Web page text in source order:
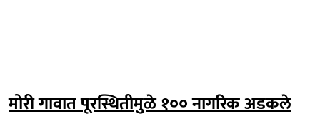
मोरी गावात पूरस्थितीमुळे १०० नागरिक अडकले